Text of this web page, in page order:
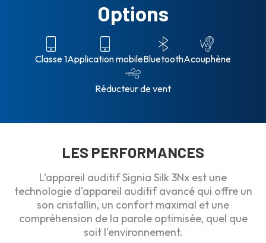
Options
Classe 1Application mobileBluetoothAcouphène
Réducteur de vent
LES PERFORMANCES
L'appareil auditif Signia Silk 3Nx est une
technologie d'appareil auditif avancé qui offre un
son cristallin, un confort maximal et une
compréhension de la parole optimisée, quel que
soit l'environnement.